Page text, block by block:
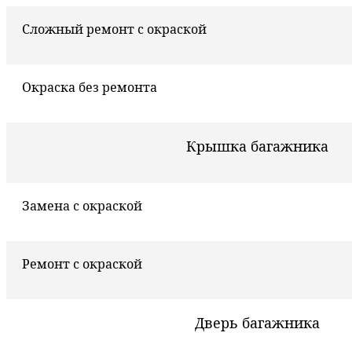
Сложный ремонт с окраской
Окраска без ремонта
Крышка багажника
Замена с окраской
Ремонт с окраской
Дверь багажника